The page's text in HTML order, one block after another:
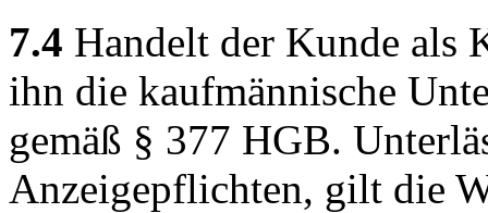
7.4 Handelt der Kunde als
ihn die kaufmännische
gemäß § 377 HGB.
Anzeigepflichten, gilt die